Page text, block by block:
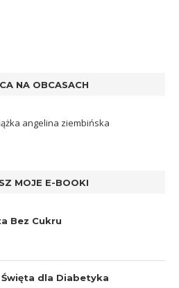
NA OBCASACH
MOJE E-BOOKI
Bez Cukru
dla Diabetyka